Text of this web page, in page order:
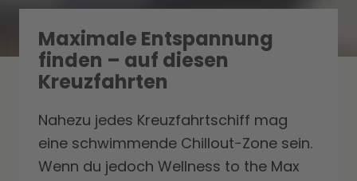
Maximale Entspannung
finden – auf diesen
Kreuzfahrten
Nahezu jedes Kreuzfahrtschiff mag
eine schwimmende Chillout-Zone sein.
Wenn du jedoch Wellness to the Max